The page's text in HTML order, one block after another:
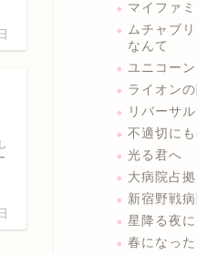
マイファ
ムチャブ
なんて
ユニコー
ライオン
リバーサ
不適切に
光る君へ
大病院占拠
新宿野戦
星降る夜に
春になった